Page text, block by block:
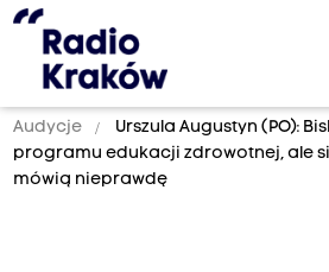
Audycje
Urszula Augustyn (PO):
programu edukacji zdrowotnej, ale
mówią nieprawdę